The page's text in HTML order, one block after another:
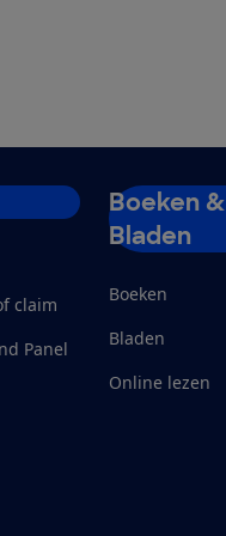
claim
Panel
Boeken &
Bladen
Boeken
Bladen
Online lezen